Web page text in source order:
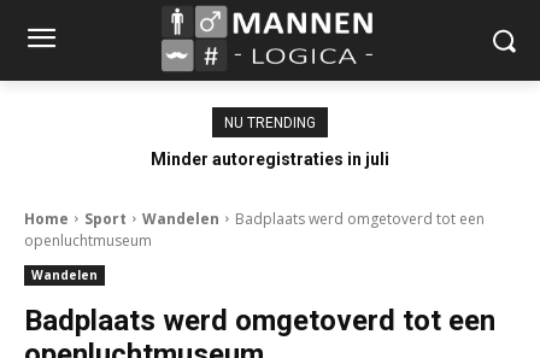
NU TRENDING
Minder autoregistraties in juli
Home Sport Wandelen
Badplaats werd omgetoverd tot een
openluchtmuseum
Wandelen
Badplaats werd omgetoverd tot een